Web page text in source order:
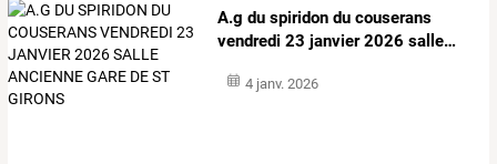
A.g du spiridon du couserans
vendredi 23 janvier2026 salle…
4 janv. 2026